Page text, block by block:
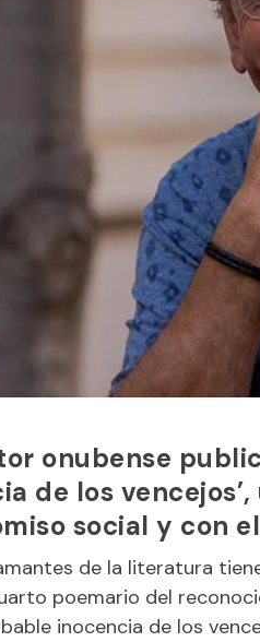
onubense
de los
social y con
de la literatura
poemario del
inocencia de los